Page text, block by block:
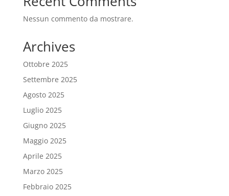
Nessun commento da mostrare.
Archives
Ottobre 2025
Settembre 2025
Agosto 2025
Luglio 2025
Giugno 2025
Maggio 2025
Aprile 2025
Marzo 2025
Febbraio 2025